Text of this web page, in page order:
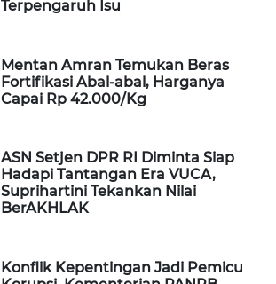
Terpengaruh Isu
Mentan Amran Temukan Beras
Fortifikasi Abal-abal, Harganya
Capai Rp 42.000/Kg
ASN Setjen DPR RI Diminta Siap
Hadapi Tantangan Era VUCA,
Suprihartini Tekankan Nilai
BerAKHLAK
Konflik Kepentingan Jadi Pemicu